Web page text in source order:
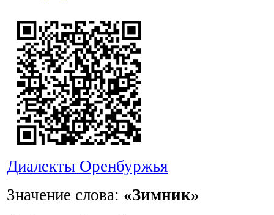
Диалекты Оренбуржья
Значение слова: «Зимник»